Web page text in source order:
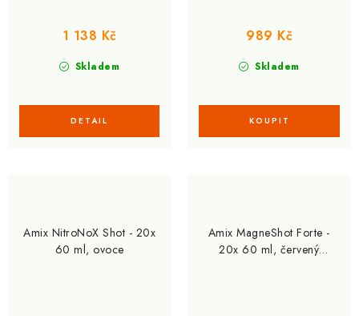
Skladem
1 138 Kč
Skladem
989 Kč
Amix NitroNoX Shot - 20x
60 ml, ovoce
Amix MagneShot Forte -
20x 60 ml, červený